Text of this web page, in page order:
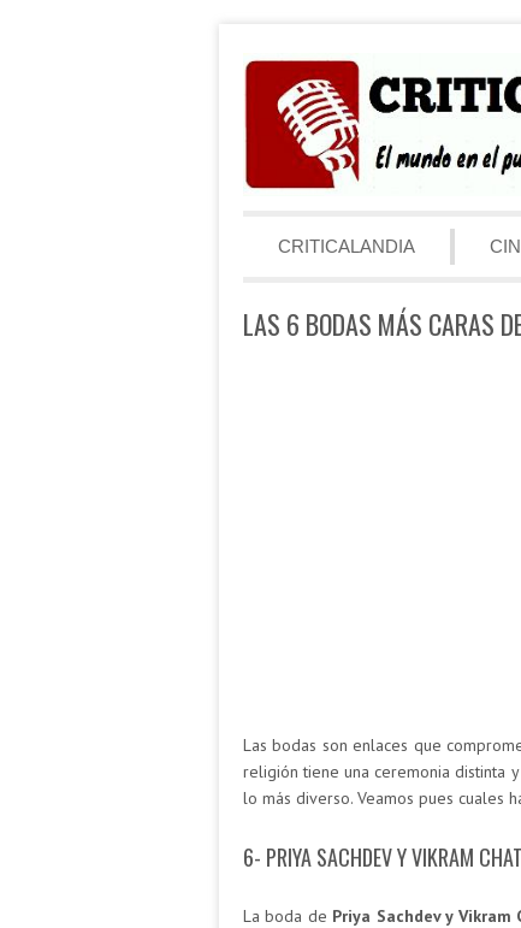
Menú
CRITICALANDIA
LAS 6 BODAS MÁS CARAS
Las bodas son enlaces que
religión tiene una ceremonia distinta
lo más diverso. Veamos pues cuales
6- PRIYA SACHDEV Y VIKRAM
La boda de Priya Sachdev y Vikram